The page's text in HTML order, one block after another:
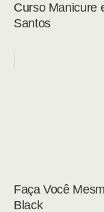
Curso Manicure
Santos
Faça Você
Black